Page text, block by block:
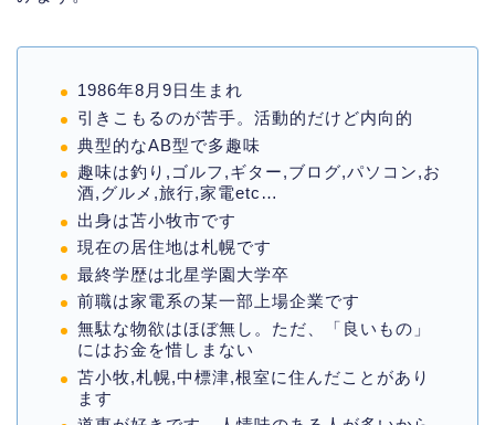
1986年8月9日生まれ
引きこもるのが苦手。活動的だけど内向的
典型的なAB型で多趣味
趣味は釣り,ゴルフ,ギター,ブログ,パソコン,お
酒,グルメ,旅行,家電etc…
出身は苫小牧市です
現在の居住地は札幌です
最終学歴は北星学園大学卒
前職は家電系の某一部上場企業です
無駄な物欲はほぼ無し。ただ、「良いもの」
にはお金を惜しまない
苫小牧,札幌,中標津,根室に住んだことがあり
ます